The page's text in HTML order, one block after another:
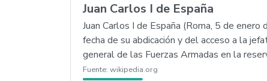
Juan Carlos I de España
Juan Carlos I de España (Roma, 5 de
fecha de su abdicación y del acceso a la
general de las Fuerzas Armadas en la
Fuente: wikipedia.org